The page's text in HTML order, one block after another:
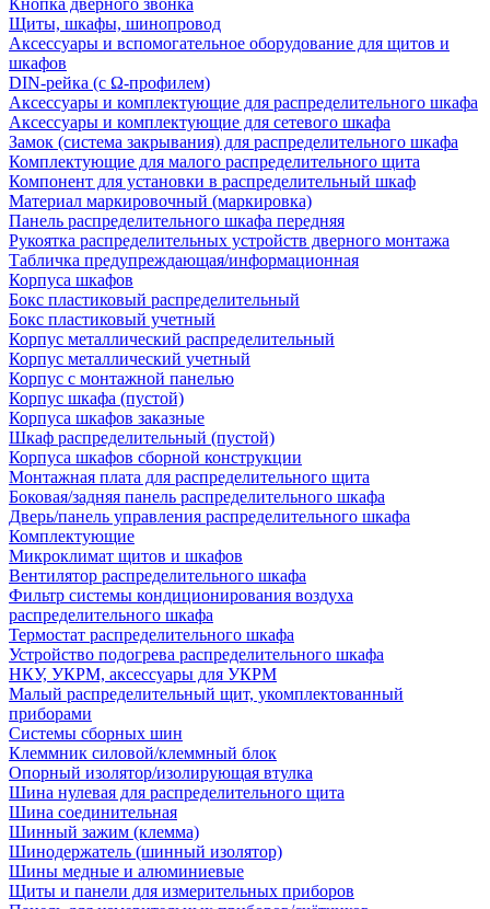
Кнопка дверного звонка
Щиты, шкафы, шинопровод
Аксессуары и вспомогательное оборудование для щитов и
шкафов
DIN-рейка (с Ω-профилем)
Аксессуары и комплектующие для распределительного шкафа
Аксессуары и комплектующие для сетевого шкафа
Замок (система закрывания) для распределительного шкафа
Комплектующие для малого распределительного щита
Компонент для установки в распределительный шкаф
Материал маркировочный (маркировка)
Панель распределительного шкафа передняя
Рукоятка распределительных устройств дверного монтажа
Табличка предупреждающая/информационная
Корпуса шкафов
Бокс пластиковый распределительный
Бокс пластиковый учетный
Корпус металлический распределительный
Корпус металлический учетный
Корпус с монтажной панелью
Корпус шкафа (пустой)
Корпуса шкафов заказные
Шкаф распределительный (пустой)
Корпуса шкафов сборной конструкции
Монтажная плата для распределительного щита
Боковая/задняя панель распределительного шкафа
Дверь/панель управления распределительного шкафа
Комплектующие
Микроклимат щитов и шкафов
Вентилятор распределительного шкафа
Фильтр системы кондиционирования воздуха
распределительного шкафа
Термостат распределительного шкафа
Устройство подогрева распределительного шкафа
НКУ, УКРМ, аксессуары для УКРМ
Малый распределительный щит, укомплектованный
приборами
Системы сборных шин
Клеммник силовой/клеммный блок
Опорный изолятор/изолирующая втулка
Шина нулевая для распределительного щита
Шина соединительная
Шинный зажим (клемма)
Шинодержатель (шинный изолятор)
Шины медные и алюминиевые
Щиты и панели для измерительных приборов